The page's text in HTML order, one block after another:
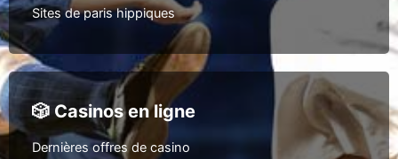
Sites de paris hippiques
🎲 Casinos en ligne
Dernières offres de casino